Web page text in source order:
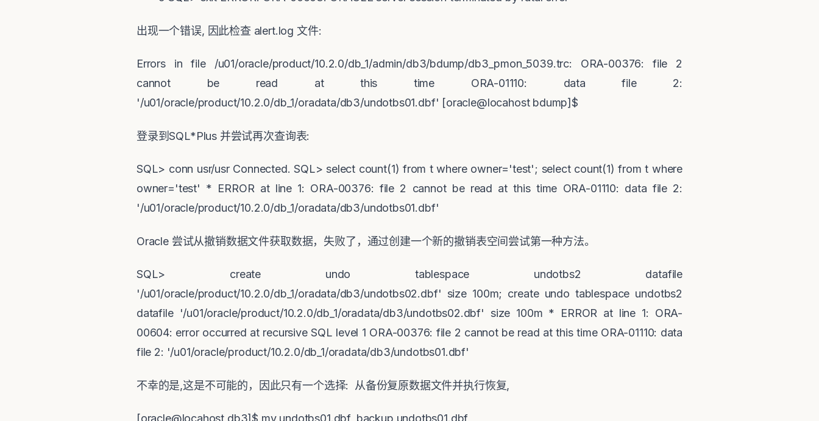
出现一个错误, 因此检查 alert.log 文件:
Errors in file /u01/oracle/product/10.2.0/db_1/admin/db3/bdump/db3_pmon_5039.trc: ORA-00376: file 2
cannot be read at this time ORA-01110: data file 2:
'/u01/oracle/product/10.2.0/db_1/oradata/db3/undotbs01.dbf' [oracle@locahost bdump]$
登录到SQL*Plus 并尝试再次查询表:
SQL> conn usr/usr Connected. SQL> select count(1) from t where owner='test'; select count(1) from t where
owner='test' * ERROR at line 1: ORA-00376: file 2 cannot be read at this time ORA-01110: data file 2:
'/u01/oracle/product/10.2.0/db_1/oradata/db3/undotbs01.dbf'
Oracle 尝试从撤销数据文件获取数据，失败了，通过创建一个新的撤销表空间尝试第一种方法。
SQL> create undo tablespace undotbs2 datafile
'/u01/oracle/product/10.2.0/db_1/oradata/db3/undotbs02.dbf' size 100m; create undo tablespace undotbs2
datafile '/u01/oracle/product/10.2.0/db_1/oradata/db3/undotbs02.dbf' size 100m * ERROR at line 1: ORA-
00604: error occurred at recursive SQL level 1 ORA-00376: file 2 cannot be read at this time ORA-01110: data
file 2: '/u01/oracle/product/10.2.0/db_1/oradata/db3/undotbs01.dbf'
不幸的是,这是不可能的，因此只有一个选择: 从备份复原数据文件并执行恢复,
[oracle@locahost db3]$ mv undotbs01.dbf_backup undotbs01.dbf